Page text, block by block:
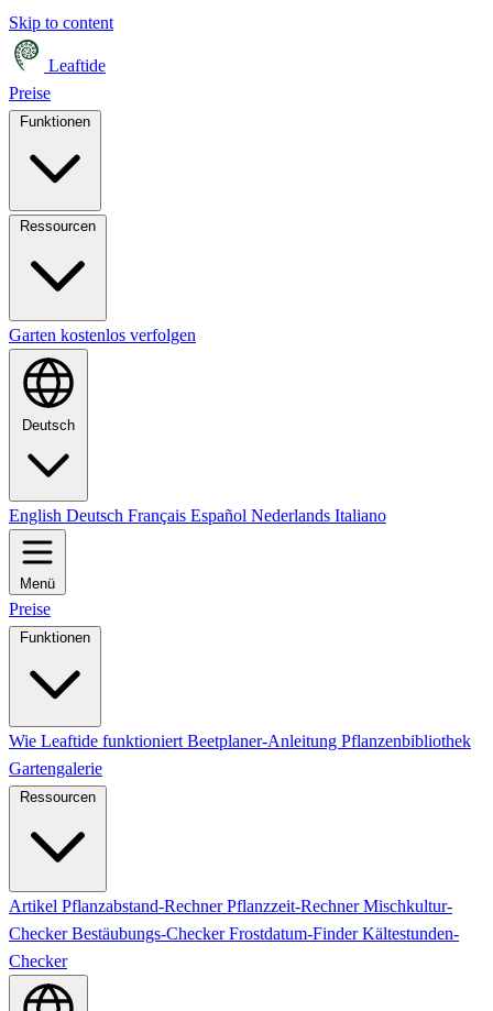
Skip to content
Leaftide
Preise
Garten kostenlos verfolgen
Deutsch
English Deutsch Français Español Nederlands Italiano
Menü
Preise
Funktionen
Wie Leaftide funktioniert Beetplaner-Anleitung Pflanzenbibliothek
Gartengalerie
Ressourcen
Artikel Pflanzabstand-RechnerPflanzzeit-RechnerMischkultur-
CheckerBestäubungs-CheckerFrostdatum-FinderKältestunden-
Checker